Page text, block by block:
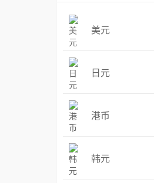
美元
日元
港币
韩元